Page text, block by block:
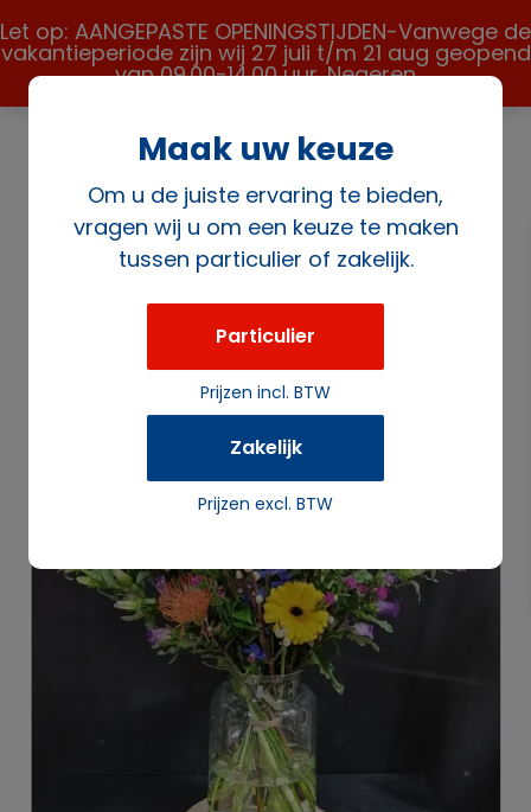
Let op: AANGEPASTE OPENINGSTIJDEN-Vanwege de
vakantieperiode zijn wij 27 juli t/m 21 aug geopend
van 09.00-14.00 uur.Negeren
Planten en Bloemen / Bloemstuk XL-
Maak uw keuze
Om u de juiste ervaring te bieden,
vragen wij u om een keuze te maken
tussen particulier of zakelijk.
Particulier
Prijzen incl. BTW
Zakelijk
Prijzen excl. BTW